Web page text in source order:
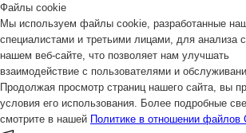
Файлы cookie
Мы используем файлы cookie, разработанные
специалистами и третьими лицами, для анализа
нашем веб-сайте, что позволяет нам улучшать
взаимодействие с пользователями и
Продолжая просмотр страниц нашего сайта, вы
условия его использования. Более подробные
смотрите в нашей Политике в отношении файлов